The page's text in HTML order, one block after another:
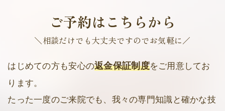
ご予約はこちらから
＼相談だけでも大丈夫ですのでお気軽に／
はじめての方も安心の返金保証制度をご用意してお
ります。
たった一度のご来院でも、我々の専門知識と確かな技